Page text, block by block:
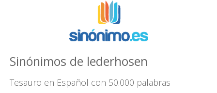
Sinónimos de lederhosen
Tesauro en Español con 50.000 palabras